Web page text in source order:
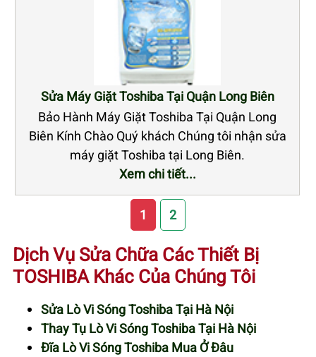
Sửa Máy Giặt Toshiba Tại Quận Long Biên
Bảo Hành Máy Giặt Toshiba Tại Quận Long
Biên Kính Chào Quý khách Chúng tôi nhận sửa
máy giặt Toshiba tại Long Biên.
Xem chi tiết...
1 2
Dịch Vụ Sửa Chữa Các Thiết Bị
TOSHIBA Khác Của Chúng Tôi
Sửa Lò Vi Sóng Toshiba Tại Hà Nội
Thay Tụ Lò Vi Sóng Toshiba Tại Hà Nội
Đĩa Lò Vi Sóng Toshiba Mua Ở Đâu